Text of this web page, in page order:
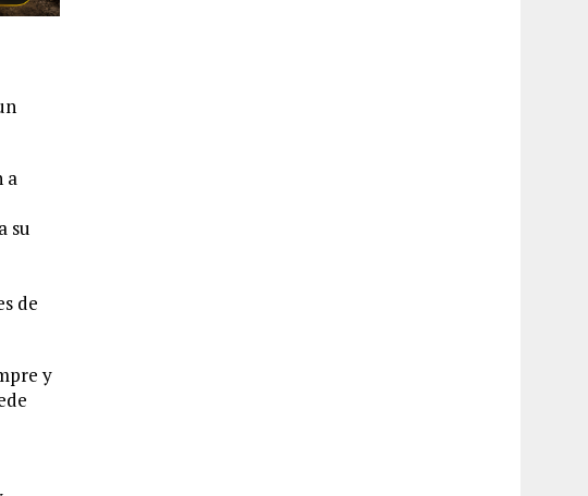
a
su
de
y